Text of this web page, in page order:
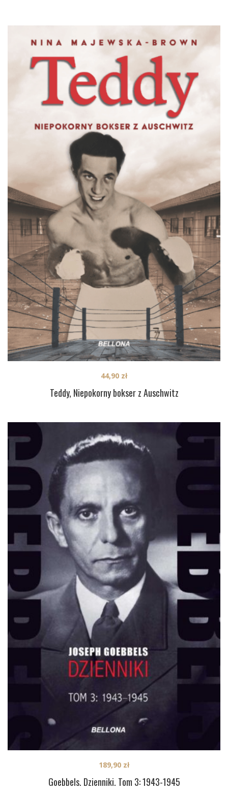
Teddy, Niepokorny bokser z Auschwitz
44,90 zł
Goebbels. Dzienniki. Tom 3: 1943-1945
189,90 zł